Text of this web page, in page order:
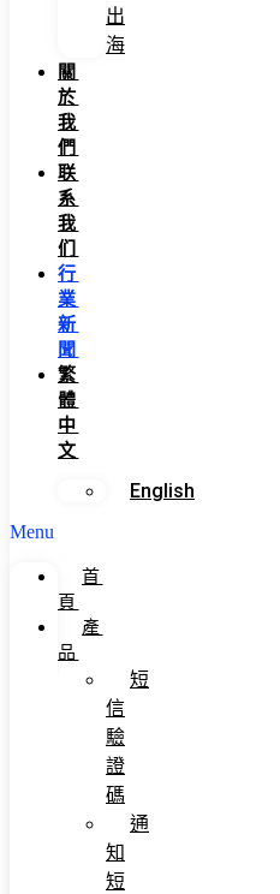
出
海
關
於
我
們
联
系
我
们
行
業
新
聞
繁
體
中
文
English
Menu
首
頁
產
品
短
信
驗
證
碼
通
知
短